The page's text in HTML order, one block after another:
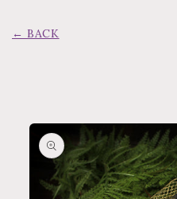
← BACK